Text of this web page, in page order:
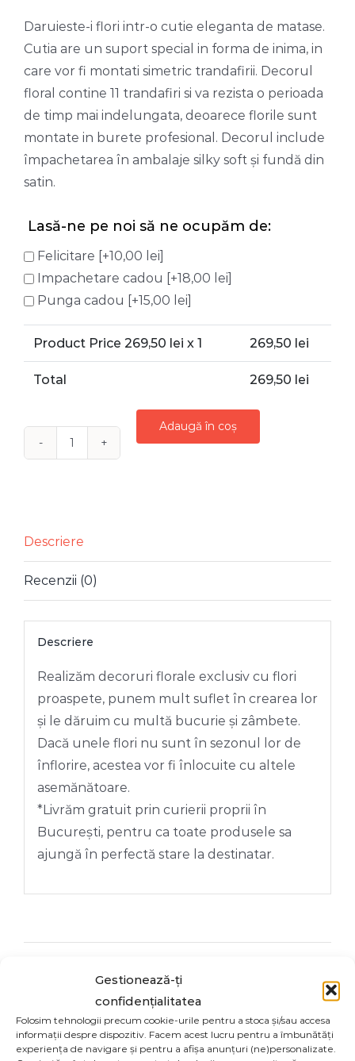
Gestionează-ți
confidențialitatea
Folosim tehnologii precum cookie-urile pentru a stoca și/sau accesa
informații despre dispozitiv. Facem acest lucru pentru a îmbunătăți
experiența de navigare și pentru a afișa anunțuri (ne)personalizate.
Daruieste-i flori intr-o cutie eleganta de matase.
Cutia are un suport special in forma de inima, in
care vor fi montati simetric trandafirii. Decorul
floral contine 11 trandafiri si va rezista o perioada
de timp mai indelungata, deoarece florile sunt
montate in burete profesional. Decorul include
împachetarea în ambalaje silky soft și fundă din
satin.
Lasă-ne pe noi să ne ocupăm de:
Felicitare [+10,00 lei]
Impachetare cadou [+18,00 lei]
Punga cadou [+15,00 lei]
Product Price 269,50 lei x 1 269,50 lei
Total 269,50 lei
cutie
matase
trandafiri
Adaugă în coș
Descriere
Recenzii (0)
Descriere
Realizăm decoruri florale exclusiv cu flori
proaspete, punem mult suflet în crearea lor
și le dăruim cu multă bucurie și zâmbete.
Dacă unele flori nu sunt în sezonul lor de
înflorire, acestea vor fi înlocuite cu altele
asemănătoare.
*Livrăm gratuit prin curierii proprii în
București, pentru ca toate produsele sa
ajungă în perfectă stare la destinatar.
Pin This Product
Email This